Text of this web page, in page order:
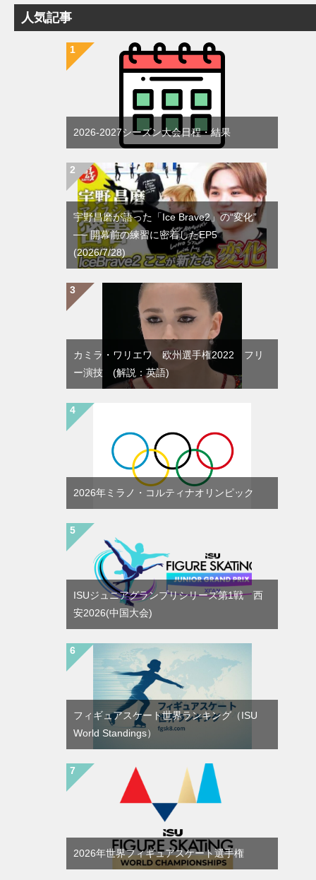
人気記事
2026-2027シーズン大会日程・結果
宇野昌磨が語った「Ice Brave2」の“変化”
── 開幕前の練習に密着したEP5
(2026/7/28)
カミラ・ワリエワ 欧州選手権2022 フリ
ー演技 (解説：英語)
2026年ミラノ・コルティナオリンピック
ISUジュニアグランプリシリーズ第1戦 西
安2026(中国大会)
フィギュアスケート世界ランキング（ISU
World Standings）
2026年世界フィギュアスケート選手権